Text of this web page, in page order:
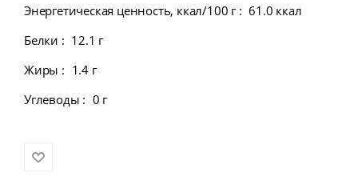
Энергетическая ценность, ккал/100 г : 61.0 ккал
Белки : 12.1 г
Жиры : 1.4 г
Углеводы : 0 г